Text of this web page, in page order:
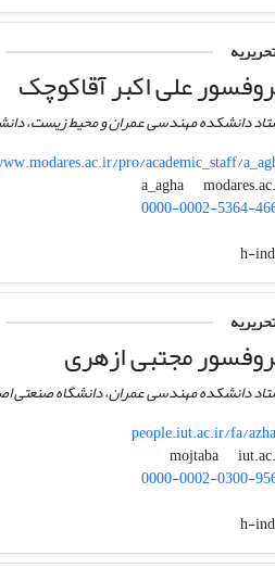
علی اکبر آقاکوچک
دانشکده مهندسی عمران و محیط زیست،
pro/academic_staff/
0000-0002-5364-
h-
مجتبی ازهری
دانشکده مهندسی عمران، دانشگاه صنعتی
people.iut.ac.ir/fa/
0000-0002-0300-
h-